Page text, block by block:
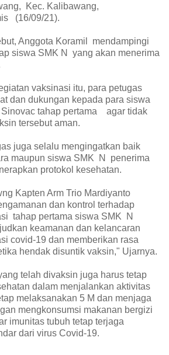
Kec. Kalibawang,
(16/09/21).
Anggota Koramil mendampingi
siswa SMK N yang akan menerima
vaksinasi itu, para petugas
dan dukungan kepada para siswa
tahap pertama agar tidak
tersebut aman.
juga selalu mengingatkan baik
maupun siswa SMK N penerima
protokol kesehatan.
Kapten Arm Trio Mardiyanto
dan kontrol terhadap
tahap pertama siswa SMK N
keamanan dan kelancaran
covid-19 dan memberikan rasa
hendak disuntik vaksin," Ujarnya.
telah divaksin juga harus tetap
dalam menjalankan aktivitas
melaksanakan 5 M dan menjaga
mengkonsumsi makanan bergizi
imunitas tubuh tetap terjaga
dari virus Covid-19.